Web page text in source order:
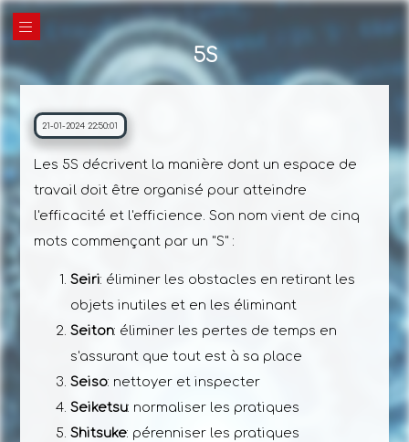
5S
21-01-2024 22:50:01
Les 5S décrivent la manière dont un espace de
travail doit être organisé pour atteindre
l'efficacité et l'efficience. Son nom vient de cinq
mots commençant par un "S" :
Seiri: éliminer les obstacles en retirant les
objets inutiles et en les éliminant
Seiton: éliminer les pertes de temps en
s'assurant que tout est à sa place
Seiso: nettoyer et inspecter
Seiketsu: normaliser les pratiques
Shitsuke: pérenniser les pratiques
|||